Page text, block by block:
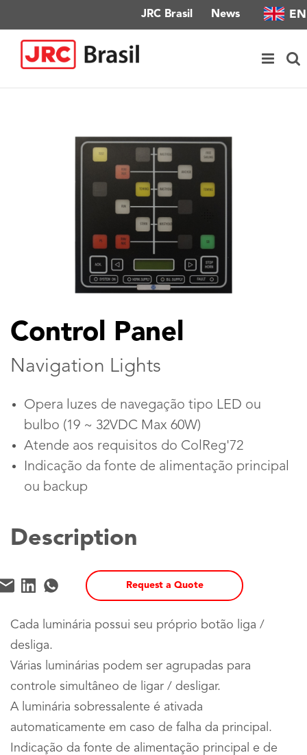
content
JRC Brasil News EN
Control Panel
Navigation Lights
Opera luzes de navegação tipo LED ou
bulbo (19 ~ 32VDC Max 60W)
Atende aos requisitos do ColReg'72
Indicação da fonte de alimentação principal
ou backup
Description
Request a Quote
Cada luminária possui seu próprio botão liga /
desliga.
Várias luminárias podem ser agrupadas para
controle simultâneo de ligar / desligar.
A luminária sobressalente é ativada
automaticamente em caso de falha da principal.
Indicação da fonte de alimentação principal e de